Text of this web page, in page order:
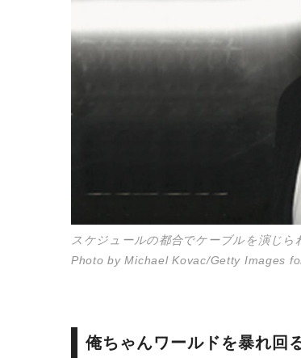
スケジュールの都合でケーブルを演じ
Photo by Michael Kovac/Getty Images
俺ちゃんワールドを暴れ回